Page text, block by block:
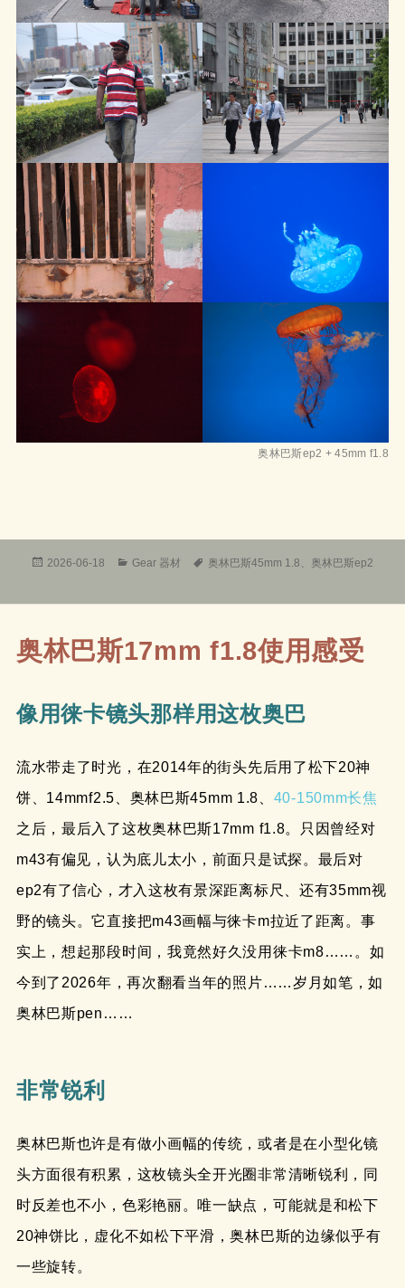
奥林巴斯ep2 + 45mm f1.8
发
2026-06-18
分
Gear 器材
标
奥林巴斯45mm 1.8 、 奥林巴斯ep2
奥林巴斯17mm f1.8使用感受
像用徕卡镜头那样用这枚奥巴
流水带走了时光，在2014年的街头先后用了松下20神
饼、14mmf2.5、奥林巴斯45mm 1.8、 40-150mm长焦
之后，最后入了这枚奥林巴斯17mm f1.8。只因曾经对
m43有偏见，认为底儿太小，前面只是试探。最后对
ep2有了信心，才入这枚有景深距离标尺、还有35mm视
野的镜头。它直接把m43画幅与徕卡m拉近了距离。事
实上，想起那段时间，我竟然好久没用徕卡m8……。如
今到了2026年，再次翻看当年的照片……岁月如笔，如
奥林巴斯pen……
非常锐利
奥林巴斯也许是有做小画幅的传统，或者是在小型化镜
头方面很有积累，这枚镜头全开光圈非常清晰锐利，同
时反差也不小，色彩艳丽。唯一缺点，可能就是和松下
20神饼比，虚化不如松下平滑，奥林巴斯的边缘似乎有
一些旋转。